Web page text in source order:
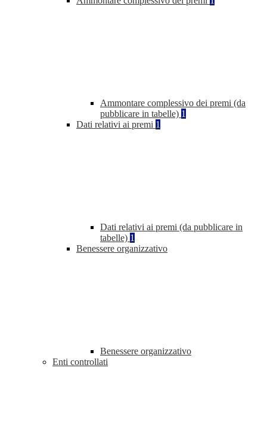
Ammontare complessivo dei premi (da
pubblicare in tabelle) 1
Dati relativi ai premi 1
Dati relativi ai premi (da pubblicare in
tabelle) 1
Benessere organizzativo
Benessere organizzativo
Enti controllati